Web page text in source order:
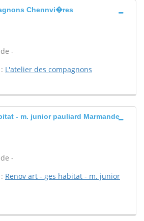
Chennvi�res
-
L'atelier des compagnons
- m. junior pauliard Marmande
-
Renov art - ges habitat - m. junior